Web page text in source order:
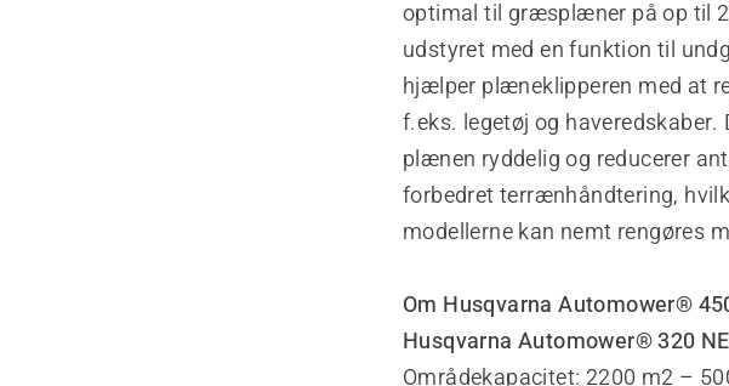
optimal til græsplæner på op til
udstyret med en funktion til
hjælper plæneklipperen med at
f.eks. legetøj og
plænen ryddelig og reducerer
forbedret terrænhåndtering,
modellerne kan nemt rengøres
Om Husqvarna Automower®
Husqvarna Automower® 320
Områdekapacitet: 2200 m2 –